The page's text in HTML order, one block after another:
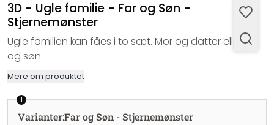
3D - Ugle familie - Far og Søn -
Stjernemønster
Ugle familien kan fåes i to sæt. Mor og datter eller far
og søn.
Mere om produktet
1
Varianter:Far og Søn - Stjernemønster